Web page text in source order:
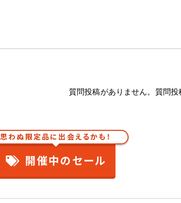
質問投稿がありません。質問
思わぬ限定品に出会えるかも！
開催中のセール